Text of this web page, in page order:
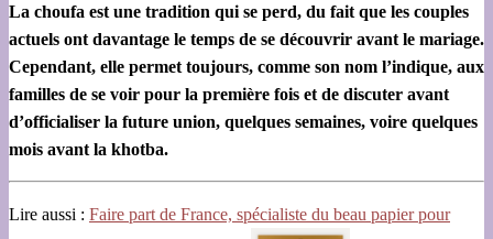
La choufa est une tradition qui se perd, du fait que les couples
actuels ont davantage le temps de se découvrir avant le mariage.
Cependant, elle permet toujours, comme son nom l’indique, aux
familles de se voir pour la première fois et de discuter avant
d’officialiser la future union, quelques semaines, voire quelques
mois avant la khotba.
Lire aussi : Faire part de France, spécialiste du beau papier pour